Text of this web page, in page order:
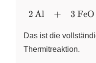
\begin{array}
Al} & + &
\ce{3 FeO} &
2Al + 3 FeO
Das ist die
Thermitreaktion.